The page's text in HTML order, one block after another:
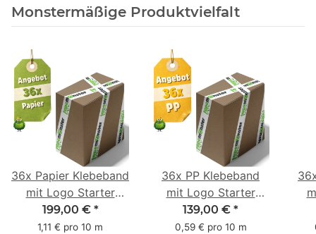
Monstermäßige Produktvielfalt
36x Papier Klebeband
mit Logo Starter
Pack - 1-farbig- 50
mm x 50 m - mit
199,00 € *
1,11 € pro 10 m
36x PP Klebeband
mit Logo Starter
Pack - 1-farbig- 48
mm x 66 m
139,00 € *
0,59 € pro 10 m